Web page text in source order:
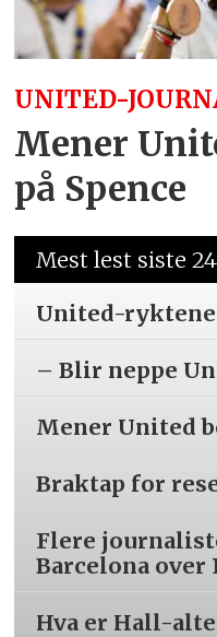
UNITED-
Mener
på Spence
Mest lest siste
United-ryktene
– Blir neppe
Mener United
Braktap for
Flere
Barcelona over
Hva er Hall-